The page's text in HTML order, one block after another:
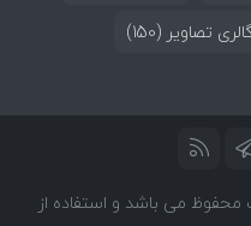
تصاویر (150)
می باشد و استفاده از